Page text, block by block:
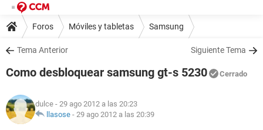
Foros Móviles y tabletas Samsung
Tema Anterior Siguiente Tema
Como desbloquear samsung gt-s 5230 Cerrado
dulce - 29 ago 2012 a las 20:23
llasose - 29 ago 2012 a las 20:39